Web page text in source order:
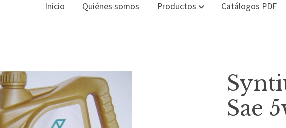
Inicio Quiénes somos Productos Catálogos PDF
Sae